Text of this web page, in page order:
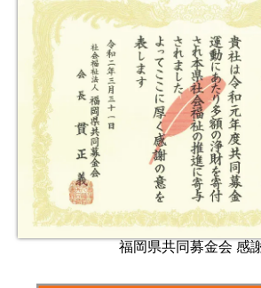
福岡県共同募金会 感